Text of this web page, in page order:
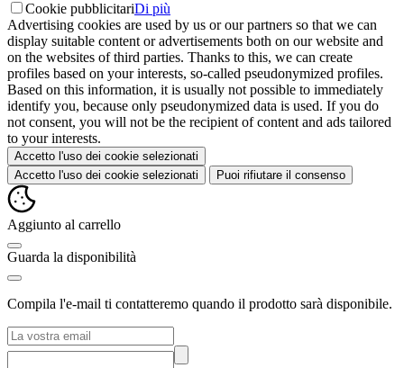
Cookie pubblicitariDi più
Advertising cookies are used by us or our partners so that we can
display suitable content or advertisements both on our website and
on the websites of third parties. Thanks to this, we can create
profiles based on your interests, so-called pseudonymized profiles.
Based on this information, it is usually not possible to immediately
identify you, because only pseudonymized data is used. If you do
not consent, you will not be the recipient of content and ads tailored
to your interests.
Accetto l'uso dei cookie selezionati
Accetto l'uso dei cookie selezionati
Puoi rifiutare il consenso
Aggiunto al carrello
Guarda la disponibilità
Compila l'e-mail ti contatteremo quando il prodotto sarà disponibile.